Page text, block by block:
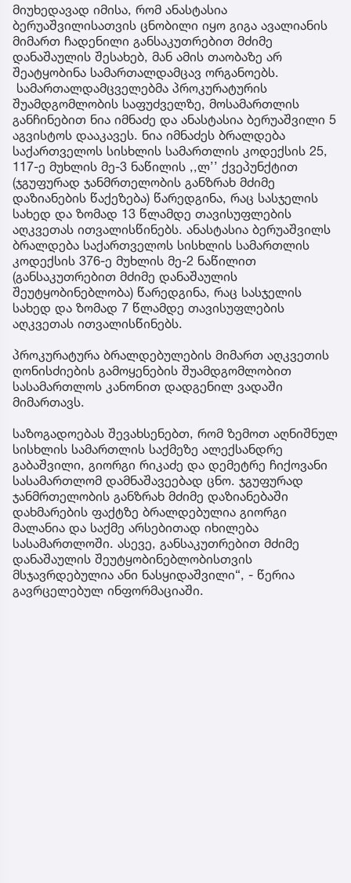
მიუხედავად იმისა, რომ ანასტასია
ბერუაშვილისათვის ცნობილი იყო გიგა ავალიანის
მიმართ ჩადენილი განსაკუთრებით მძიმე
დანაშაულის შესახებ, მან ამის თაობაზე არ
შეატყობინა სამართალდამცავ ორგანოებს.
სამართალდამცველებმა პროკურატურის
შუამდგომლობის საფუძველზე, მოსამართლის
განჩინებით ნია იმნაძე და ანასტასია ბერუაშვილი 5
აგვისტოს დააკავეს. ნია იმნაძეს ბრალდება
საქართველოს სისხლის სამართლის კოდექსის 25,
117-ე მუხლის მე-3 ნაწილის ,,ლ’’ ქვეპუნქტით
(ჯგუფურად ჯანმრთელობის განზრახ მძიმე
დაზიანების წაქეზება) წარედგინა, რაც სასჯელის
სახედ და ზომად 13 წლამდე თავისუფლების
აღკვეთას ითვალისწინებს. ანასტასია ბერუაშვილს
ბრალდება საქართველოს სისხლის სამართლის
კოდექსის 376-ე მუხლის მე-2 ნაწილით
(განსაკუთრებით მძიმე დანაშაულის
შეუტყობინებლობა) წარედგინა, რაც სასჯელის
სახედ და ზომად 7 წლამდე თავისუფლების
აღკვეთას ითვალისწინებს.
პროკურატურა ბრალდებულების მიმართ აღკვეთის
ღონისძიების გამოყენების შუამდგომლობით
სასამართლოს კანონით დადგენილ ვადაში
მიმართავს.
საზოგადოებას შევახსენებთ, რომ ზემოთ აღნიშნულ
სისხლის სამართლის საქმეზე ალექსანდრე
გაბაშვილი, გიორგი რიკაძე და დემეტრე ჩიქოვანი
სასამართლომ დამნაშავეებად ცნო. ჯგუფურად
ჯანმრთელობის განზრახ მძიმე დაზიანებაში
დახმარების ფაქტზე ბრალდებულია გიორგი
მალანია და საქმე არსებითად იხილება
სასამართლოში. ასევე, განსაკუთრებით მძიმე
დანაშაულის შეუტყობინებლობისთვის
მსჯავრდებულია ანი ნასყიდაშვილი“, - წერია
გავრცელებულ ინფორმაციაში.